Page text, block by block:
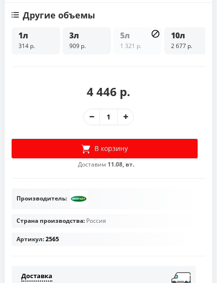
Другие объемы
1л
314 р.
3л
909 р.
5л
1 321 р.
10л
2 677 р.
4 446 р.
В корзину
Доставим 11.08, вт.
Производитель:
Страна производства: Россия
Артикул:2565
Доставка